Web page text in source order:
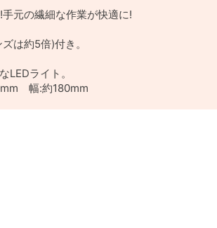
元の繊細な作業が快適に!
は約5倍)付き。
LEDライト。
幅:約180mm